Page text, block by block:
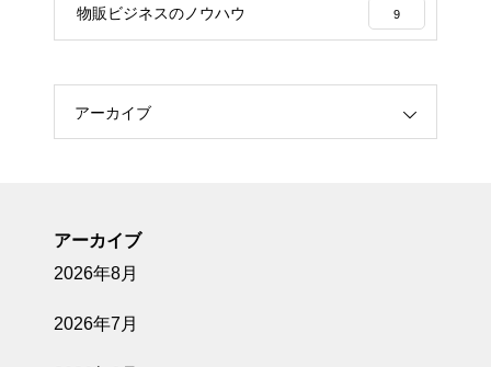
物販ビジネスのノウハウ 9
アーカイブ
アーカイブ
2026年8月
2026年7月